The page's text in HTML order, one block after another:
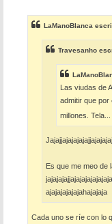
a
j
e
LaManoBlanca
Travesanho
Las viudas de
admitir que por
millones. Tela...
Es que me meo de
ajajajajajajahajajaja
Cada uno se ríe con lo